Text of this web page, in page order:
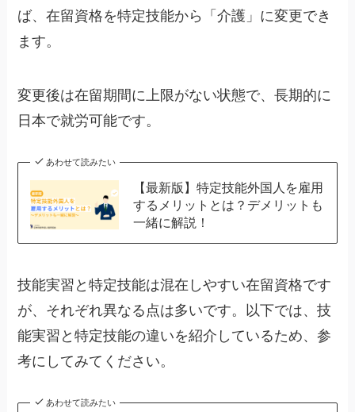
ば、在留資格を特定技能から「介護」に変更でき
ます。
変更後は在留期間に上限がない状態で、長期的に
日本で就労可能です。
あわせて読みたい
【最新版】特定技能外国人を雇用
するメリットとは？デメリットも
一緒に解説！
技能実習と特定技能は混在しやすい在留資格です
が、それぞれ異なる点は多いです。以下では、技
能実習と特定技能の違いを紹介しているため、参
考にしてみてください。
あわせて読みたい